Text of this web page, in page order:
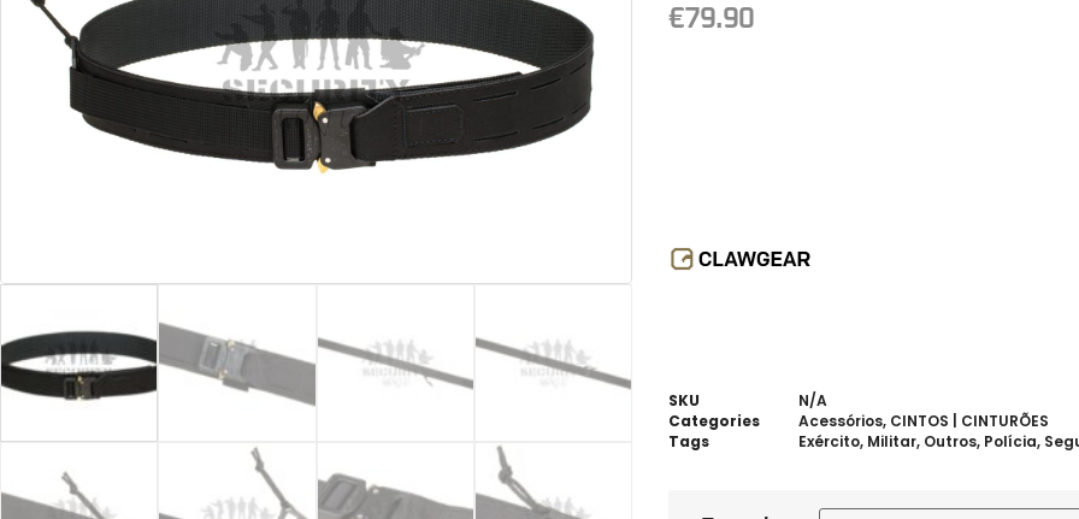
€79.90
SKU
N/A
Categories
Acessórios, CINTOS | CINTURÕES
Tags
Exército, Militar, Outros, Polícia,